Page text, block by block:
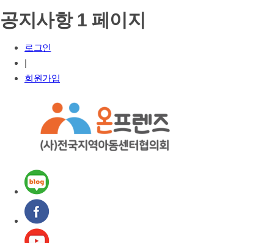
공지사항 1 페이지
로그인
|
회원가입